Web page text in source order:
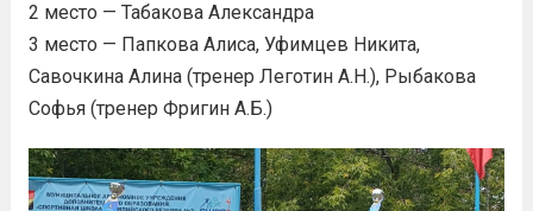
2 место — Табакова Александра
3 место — Папкова Алиса, Уфимцев Никита,
Савочкина Алина (тренер Леготин А.Н.), Рыбакова
Софья (тренер Фригин А.Б.)